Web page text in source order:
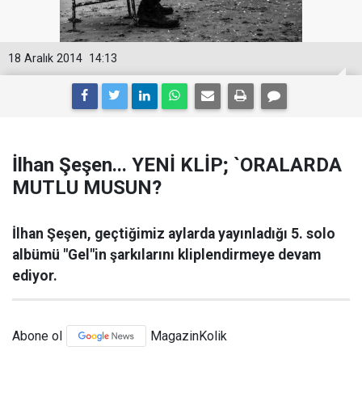
14:13
18 Aralık 2014
İlhan Şeşen... YENİ KLİP; `ORALARDA
MUTLU MUSUN?
İlhan Şeşen, geçtiğimiz aylarda yayınladığı 5. solo
albümü "Gel"in şarkılarını kliplendirmeye devam
ediyor.
Abone ol MagazinKolik